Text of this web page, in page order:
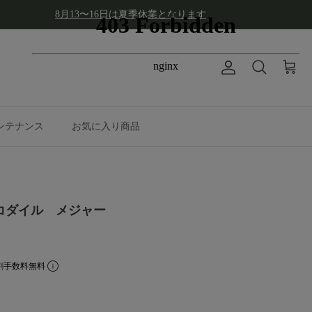
8月13〜16日は夏季休業となります
アカウント
検索 カート
テナンス お気に入り商品
ダイル メジャー
手数料無料